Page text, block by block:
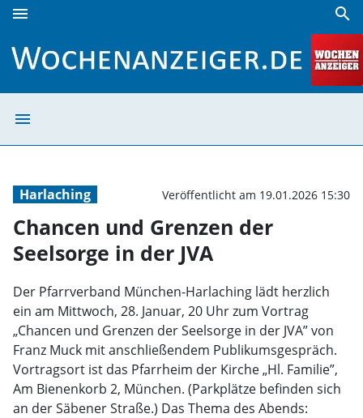
menu search
menu
Harlaching Veröffentlicht am 19.01.2026 15:30
Chancen und Grenzen der
Seelsorge in der JVA
Der Pfarrverband München-Harlaching lädt herzlich
ein am Mittwoch, 28. Januar, 20 Uhr zum Vortrag
„Chancen und Grenzen der Seelsorge in der JVA” von
Franz Muck mit anschließendem Publikumsgespräch.
Vortragsort ist das Pfarrheim der Kirche „Hl. Familie”,
Am Bienenkorb 2, München. (Parkplätze befinden sich
an der Säbener Straße.) Das Thema des Abends: